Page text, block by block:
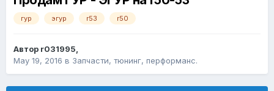
гур эгур r53 r50
Автор r031995,
May 19, 2016 в Запчасти, тюнинг, перформанс.